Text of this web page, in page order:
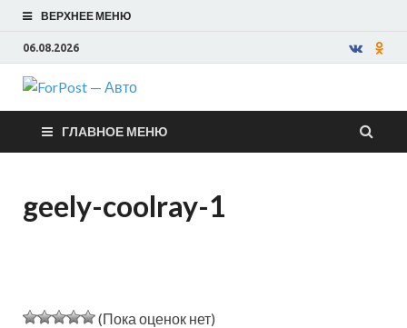
ВЕРХНЕЕ МЕНЮ
06.08.2026
ForPost —
Авто
ГЛАВНОЕ МЕНЮ
geely-coolray-1
(Пока оценок нет)